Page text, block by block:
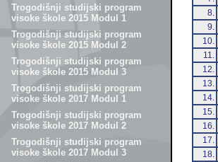
Trogodišnji studijski program
visoke škole 2015 Modul 1
Trogodišnji studijski program
visoke škole 2015 Modul 2
Trogodišnji studijski program
visoke škole 2015 Modul 3
Trogodišnji studijski program
visoke škole 2017 Modul 1
Trogodišnji studijski program
visoke škole 2017 Modul 2
Trogodišnji studijski program
visoke škole 2017 Modul 3
8.
9.
10.
11.
12.
13.
14.
15.
16.
17.
18.